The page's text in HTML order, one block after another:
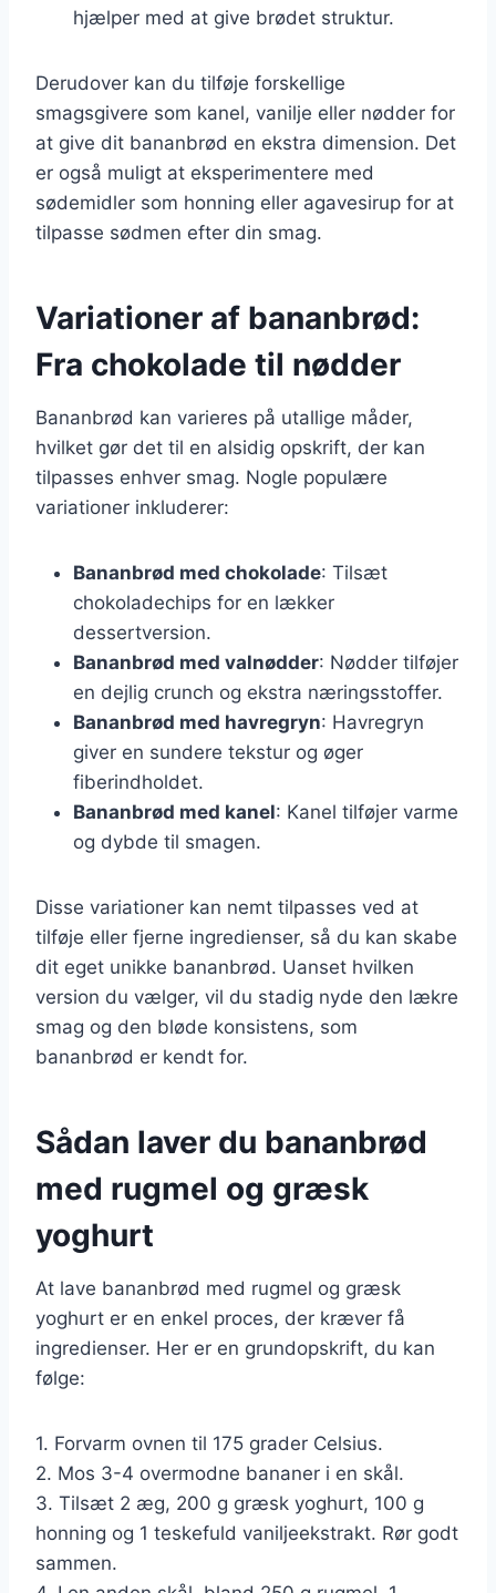
hjælper med at give brødet struktur.
Derudover kan du tilføje forskellige
smagsgivere som kanel, vanilje eller nødder for
at give dit bananbrød en ekstra dimension. Det
er også muligt at eksperimentere med
sødemidler som honning eller agavesirup for at
tilpasse sødmen efter din smag.
Variationer af bananbrød:
Fra chokolade til nødder
Bananbrød kan varieres på utallige måder,
hvilket gør det til en alsidig opskrift, der kan
tilpasses enhver smag. Nogle populære
variationer inkluderer:
Bananbrød med chokolade: Tilsæt
chokoladechips for en lækker
dessertversion.
Bananbrød med valnødder: Nødder tilføjer
en dejlig crunch og ekstra næringsstoffer.
Bananbrød med havregryn: Havregryn
giver en sundere tekstur og øger
fiberindholdet.
Bananbrød med kanel: Kanel tilføjer varme
og dybde til smagen.
Disse variationer kan nemt tilpasses ved at
tilføje eller fjerne ingredienser, så du kan skabe
dit eget unikke bananbrød. Uanset hvilken
version du vælger, vil du stadig nyde den lækre
smag og den bløde konsistens, som
bananbrød er kendt for.
Sådan laver du bananbrød
med rugmel og græsk
yoghurt
At lave bananbrød med rugmel og græsk
yoghurt er en enkel proces, der kræver få
ingredienser. Her er en grundopskrift, du kan
følge:
1. Forvarm ovnen til 175 grader Celsius.
2. Mos 3-4 overmodne bananer i en skål.
3. Tilsæt 2 æg, 200 g græsk yoghurt, 100 g
honning og 1 teskefuld vaniljeekstrakt. Rør godt
sammen.